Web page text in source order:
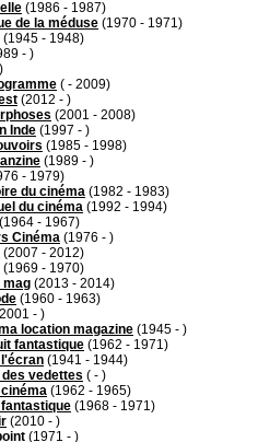
(1986 - 1987)
de la méduse (1970 - 1971)
(1945 - 1948)
- )
( - 2009)
(2012 - )
(2001 - 2008)
Inde (1997 - )
(1985 - 1998)
(1989 - )
- 1979)
du cinéma (1982 - 1983)
du cinéma (1992 - 1994)
(1964 - 1967)
Cinéma (1976 - )
(2007 - 2012)
(1969 - 1970)
mag (2013 - 2014)
(1960 - 1963)
- )
location magazine (1945 - )
fantastique (1962 - 1971)
l'écran (1941 - 1944)
vedettes ( - )
(1962 - 1965)
(1968 - 1971)
(2010 - )
(1971 - )